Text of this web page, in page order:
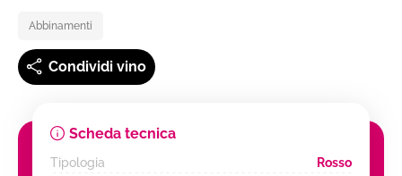
Abbinamenti
Condividi vino
Scheda tecnica
Tipologia
Rosso